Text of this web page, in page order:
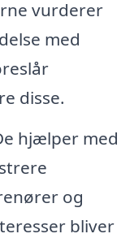
vurderer
med
disse.
hjælper med
og
bliver